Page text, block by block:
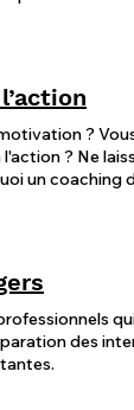
Je peux
et notre prochaine
?
? Ne
À travers
vers vos
en
coaching est
des